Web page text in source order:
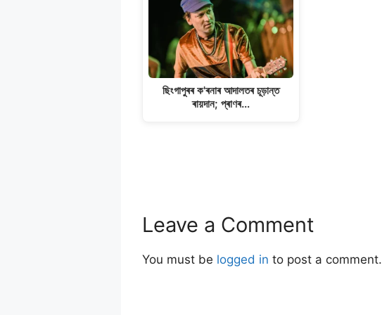
ছিংগাপুৰৰ ক'ৰনাৰ আদালতৰ চূড়ান্ত
ৰায়দান; প্ৰাণৰ…
Leave a Comment
You must be logged in to post a comment.